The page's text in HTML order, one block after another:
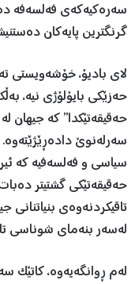
سەرەکیەکەی فەلسەفە
گرنگترین پایەکان
لای بادیۆ، خۆشەویستی
حەزێکی بایۆلۆژی نیە،
حەقیقەتێکدا” کە جیهان
سەرلەنوێ
سیاسی و فەلسەفیە کە
حەقیقەتێکی گشتیتر
تاقیکردنەوەی بنیاتنانی
لەسەر بنەمای شوناسی
لەم ڕوانگەیەوە، کاتێک